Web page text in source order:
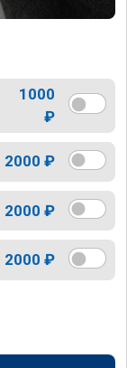
1000
₽
2000 ₽
2000 ₽
2000 ₽